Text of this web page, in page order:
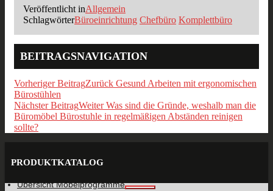
Veröffentlicht inAllgemein
SchlagwörterBüroeinrichtung Chefbüro Komplettbüro
BEITRAGSNAVIGATION
Vorheriger BeitragZurück Gesund Arbeiten mit ergonomischen
Bürostühlen
Nächster BeitragWeiter Was sind die Gründe, weshalb man die
Büromöbel Bürostuhle in regelmäßigen Abständen reinigen
sollte?
PRODUKTKATALOG
Übersicht Möbelprogramme